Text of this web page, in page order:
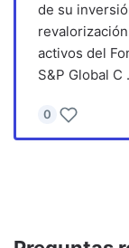
de su
activos del
S&P Global C
0